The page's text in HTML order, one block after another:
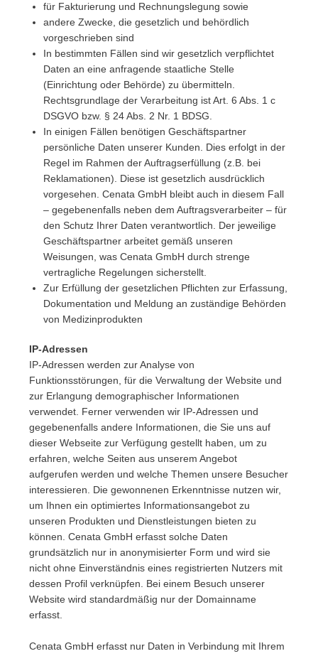
für Fakturierung und Rechnungslegung sowie
andere Zwecke, die gesetzlich und behördlich
vorgeschrieben sind
In bestimmten Fällen sind wir gesetzlich verpflichtet
Daten an eine anfragende staatliche Stelle
(Einrichtung oder Behörde) zu übermitteln.
Rechtsgrundlage der Verarbeitung ist Art. 6 Abs. 1 c
DSGVO bzw. § 24 Abs. 2 Nr. 1 BDSG.
In einigen Fällen benötigen Geschäftspartner
persönliche Daten unserer Kunden. Dies erfolgt in der
Regel im Rahmen der Auftragserfüllung (z.B. bei
Reklamationen). Diese ist gesetzlich ausdrücklich
vorgesehen. Cenata GmbH bleibt auch in diesem Fall
– gegebenenfalls neben dem Auftragsverarbeiter – für
den Schutz Ihrer Daten verantwortlich. Der jeweilige
Geschäftspartner arbeitet gemäß unseren
Weisungen, was Cenata GmbH durch strenge
vertragliche Regelungen sicherstellt.
Zur Erfüllung der gesetzlichen Pflichten zur Erfassung,
Dokumentation und Meldung an zuständige Behörden
von Medizinprodukten
IP-Adressen
IP-Adressen werden zur Analyse von
Funktionsstörungen, für die Verwaltung der Website und
zur Erlangung demographischer Informationen
verwendet. Ferner verwenden wir IP-Adressen und
gegebenenfalls andere Informationen, die Sie uns auf
dieser Webseite zur Verfügung gestellt haben, um zu
erfahren, welche Seiten aus unserem Angebot
aufgerufen werden und welche Themen unsere Besucher
interessieren. Die gewonnenen Erkenntnisse nutzen wir,
um Ihnen ein optimiertes Informationsangebot zu
unseren Produkten und Dienstleistungen bieten zu
können. Cenata GmbH erfasst solche Daten
grundsätzlich nur in anonymisierter Form und wird sie
nicht ohne Einverständnis eines registrierten Nutzers mit
dessen Profil verknüpfen. Bei einem Besuch unserer
Website wird standardmäßig nur der Domainname
erfasst.
Cenata GmbH erfasst nur Daten in Verbindung mit Ihrem